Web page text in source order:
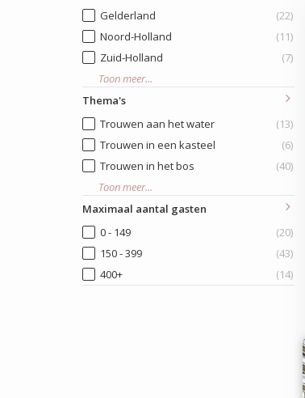
Gelderland
(22)
Noord-Holland
(11)
Zuid-Holland
(7)
Toon meer...
Thema's
Trouwen aan het water
(13)
Trouwen in een kasteel
(6)
Trouwen in het bos
(40)
Toon meer...
Maximaal aantal gasten
0 - 149
(20)
150 - 399
(43)
400+
(14)